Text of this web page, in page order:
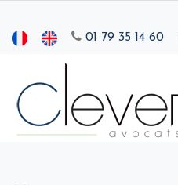
01 79 35 14 60